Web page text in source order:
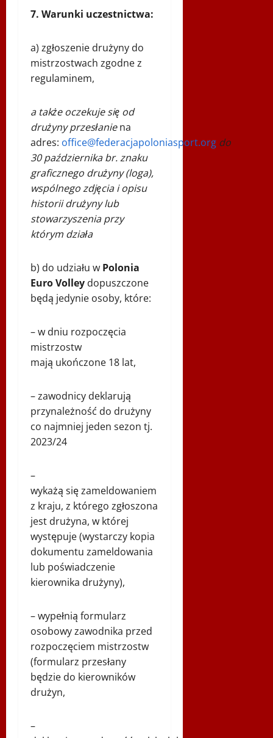
7. Warunki uczestnictwa:
a) zgłoszenie drużyny do
mistrzostwach zgodne z
regulaminem,
a także oczekuje się od
drużyny przesłaniena
adres: office@federacjapoloniasport.org do
30 październikabr. znaku
graficznego drużyny (loga),
wspólnego zdjęcia i opisu
historii drużyny lub
stowarzyszenia przy
którym działa
b) do udziału w Polonia
Euro Volley dopuszczone
będą jedynie osoby, które:
– w dniu rozpoczęcia
mistrzostw
mają ukończone 18 lat,
– zawodnicy deklarują
przynależność do drużyny
co najmniej jeden sezon tj.
2023/24
–
wykażą się zameldowaniem
z kraju, z którego zgłoszona
jest drużyna, w której
występuje (wystarczy kopia
dokumentu zameldowania
lub poświadczenie
kierownika drużyny),
– wypełnią formularz
osobowy zawodnika przed
rozpoczęciem mistrzostw
(formularz przesłany
będzie do kierowników
drużyn,
–